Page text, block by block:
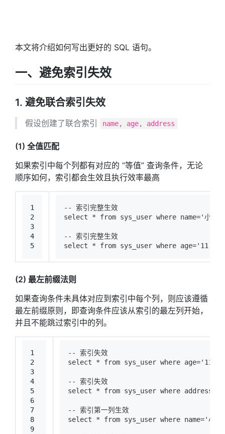
本文将介绍如何写出更好的 SQL 语句。
一、避免索引失效
1. 避免联合索引失效
假设创建了联合索引 name, age, address
(1) 全值匹配
如果索引中每个列都有对应的 “等值” 查询条件，无论
顺序如何，索引都会生效且执行效率最高
1
2
3
4
5
-- 索引完整生效
select * from sys_user where name='小
-- 索引完整生效
select * from sys_user where age='11'
(2) 最左前缀法则
如果查询条件未具体对应到索引中每个列，则应该遵循
最左前缀原则，即查询条件应该从索引的最左列开始，
并且不能跳过索引中的列。
1
2
3
4
5
6
7
8
9
-- 索引失效
select * from sys_user where age='11'
-- 索引失效
select * from sys_user where address='
-- 索引第一列生效
select * from sys_user where name='小